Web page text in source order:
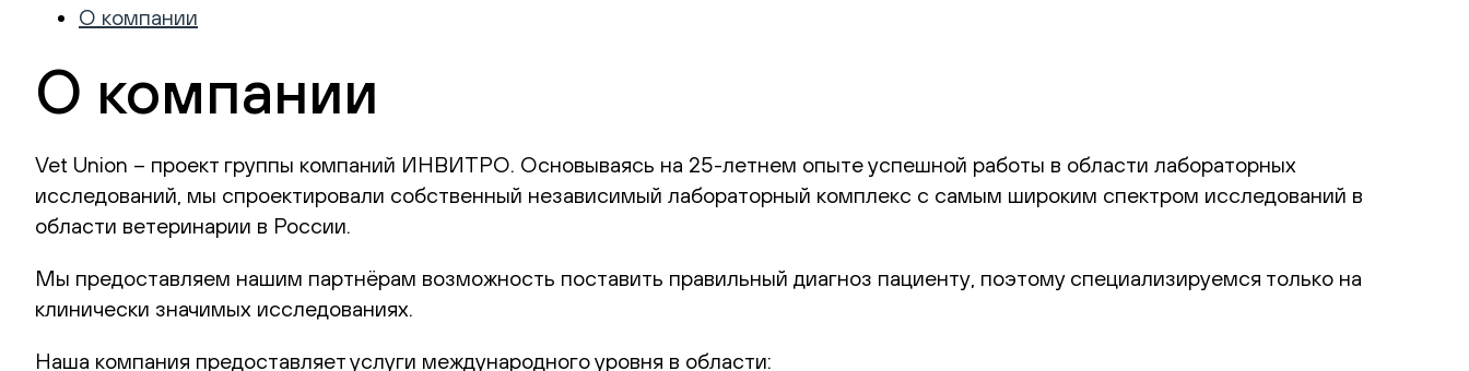
О компании
О компании
Vet Union – проект группы компаний ИНВИТРО. Основываясь на 25-летнем опыте успешной работы в области лабораторных
исследований, мы спроектировали собственный независимый лабораторный комплекс с самым широким спектром исследований в
области ветеринарии в России.
Мы предоставляем нашим партнёрам возможность поставить правильный диагноз пациенту, поэтому специализируемся только на
клинически значимых исследованиях.
Наша компания предоставляет услуги международного уровня в области: